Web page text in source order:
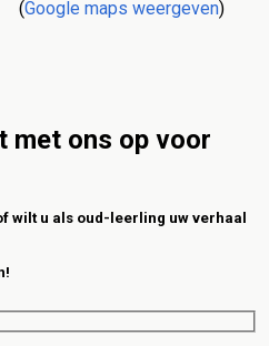
Google maps weergeven)
met ons op voor
wilt u als oud-leerling uw verhaal